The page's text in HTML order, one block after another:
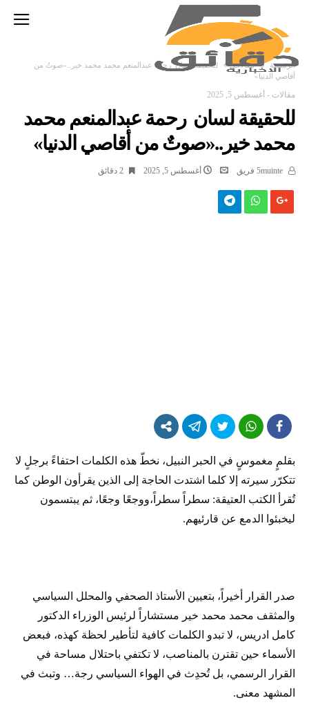
‫الرئيسية‬ مقالات
للحقيقة لسان رحمة عبدالمنعم محمد محمد خير..«صوتٌ من
أقاصي الدنيا»
مقالات - أغسطس 5, 2025
للحقيقة لسان رحمة عبدالمنعم محمد
محمد خير..«صوتٌ من أقاصي الدنيا»
أغسطس 5, 2025 2 ‫دقائق‬
بقلمٍ مغموسٍ في الحبر النبيل، نخطّ هذه الكلمات احتفاءً برجلٍ لا
تتكرّر سيرته إلا كلما اشتدت الحاجة إلى الذين يقرأون الوطن كما
تُقرأ الكتب العتيقة: سطراً سطراً،ووجعًا وجعًا، ثم يبتسمون
ليخبئوا الدمع عن قارئيهم.
صدر القرار أخيراً، بتعيين الأستاذ الصحفي والمحلل السياسي
والمثقف محمد محمد خير مستشاراً لرئيس الوزراء الدكتور
كامل ادريس، لا تبدو الكلمات كافية لتأطير لحظة كهذه، فبعض
الأسماء حين تقترن بالمناصب، لا تكتفي باحتلال مساحة في
القرار الرسمي، بل تُحدِث في الهواء السياسي رجة… وتبث في
المشهد معنى.